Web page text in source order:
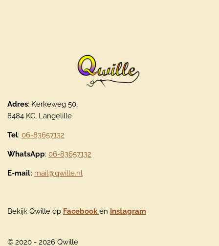
Adres: Kerkeweg 50,
8484 KC, Langelille
Tel: 06-83657132
WhatsApp: 06-83657132
E-mail: mail@qwille.nl
Bekijk Qwille op Facebook en Instagram
© 2020 - 2026 Qwille